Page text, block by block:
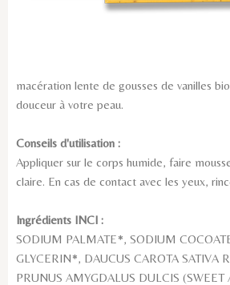
macération lente de gousses de vanilles
douceur à votre peau.
Conseils d'utilisation :
Appliquer sur le corps humide, faire
claire. En cas de contact avec les yeux,
Ingrédients INCI :
SODIUM PALMATE*, SODIUM
GLYCERIN*, DAUCUS CAROTA SATIVA
PRUNUS AMYGDALUS DULCIS